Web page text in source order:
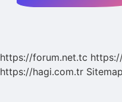
https://forum.net.tc
https://hagi.com.tr Sitemap